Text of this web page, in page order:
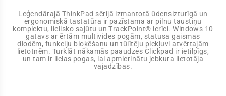
Leģendārajā ThinkPad sērijā izmantotā ūdensizturīgā un
ergonomiskā tastatūra ir pazīstama ar pilnu taustiņu
komplektu, lielisko sajūtu un TrackPoint® ierīci. Windows 10
gatavs ar ērtām multivides pogām, statusa gaismas
diodēm, funkciju bloķēšanu un tūlītēju piekļuvi atvērtajām
lietotnēm. Turklāt nākamās paaudzes Clickpad ir ietilpīgs,
un tam ir lielas pogas, lai apmierinātu jebkura lietotāja
vajadzības.